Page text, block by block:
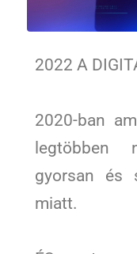
2022 A
2020-ban
legtöbben
gyorsan és
miatt.